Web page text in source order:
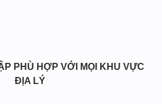
PHÙ HỢP VỚI MỌI KHU VỰC
ĐỊA LÝ